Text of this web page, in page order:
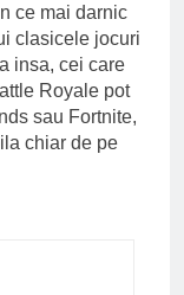
ce mai darnic
clasicele jocuri
insa, cei care
Royale pot
sau Fortnite,
chiar de pe